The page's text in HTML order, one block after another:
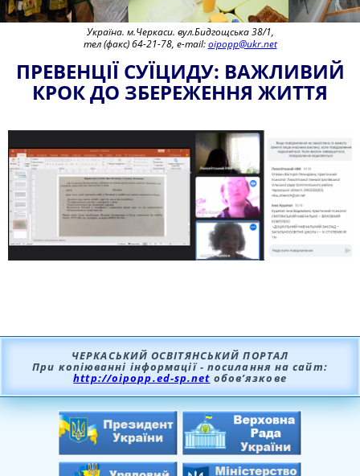
Україна. м.Черкаси. вул.Бидгощська 38/1,
тел (факс) 64-21-78, e-mail:oipopp@ukr.net
ПРЕВЕНЦІЇ СУЇЦИДУ: ВАЖЛИВИЙ
КРОК ДО ЗБЕРЕЖЕННЯ ЖИТТЯ
ЧЕРКАСЬКИЙ ОСВІТЯНСЬКИЙ ПОРТАЛ
При копіюванні інформації - посилання на сайт:
http://oipopp.ed-sp.net обов’язкове